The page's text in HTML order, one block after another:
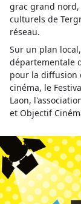
grac grand
culturels de
réseau.
Sur un plan
départementale
pour la diffusion
cinéma, le
Laon,
et Objectif